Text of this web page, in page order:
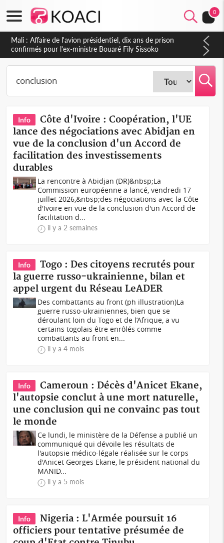
0
Nigeria : Le Togo et le Cameroun principaux acheteurs des
produits de la raffinerie Dangote en juillet
Info
Côte d'Ivoire : Coopération, l'UE
lance des négociations avec Abidjan en
vue de la conclusion d'un Accord de
facilitation des investissements
durables
La rencontre à Abidjan (DR)&nbsp;La
Commission européenne a lancé, vendredi 17
juillet 2026,&nbsp;des négociations avec la Côte
d'Ivoire en vue de la conclusion d'un Accord de
facilitation d...
il y a 2 semaines
Info
Togo : Des citoyens recrutés pour
la guerre russo-ukrainienne, bilan et
appel urgent du Réseau LeADER
Des combattants au front (ph illustration)La
guerre russo-ukrainiennes, bien que se
déroulant loin du Togo et de l’Afrique, a vu
certains togolais être enrôlés comme
combattants au front en...
il y a 4 mois
Info
Cameroun : Décès d'Anicet Ekane,
l'autopsie conclut à une mort naturelle,
une conclusion qui ne convainc pas tout
le monde
Ce lundi, le ministère de la Défense a publié un
communiqué qui dévoile les résultats de
l'autopsie médico-légale réalisée sur le corps
d'Anicet Georges Ekane, le président national du
MANID...
il y a 5 mois
Info
Nigeria : L'Armée poursuit 16
officiers pour tentative présumée de